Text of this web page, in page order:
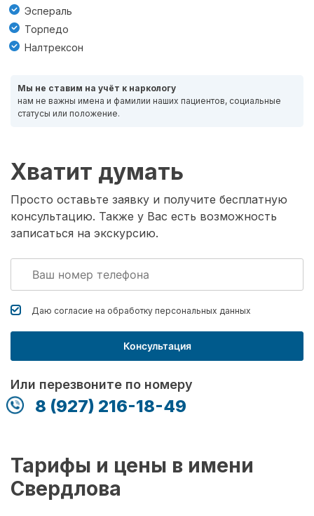
Эспераль
Торпедо
Налтрексон
Мы не ставим на учёт к наркологу
нам не важны имена и фамилии наших пациентов, социальные
статусы или положение.
Хватит думать
Просто оставьте заявку и получите бесплатную
консультацию. Также у Вас есть возможность
записаться на экскурсию.
Даю согласие на обработку персональных данных
Консультация
Или перезвоните по номеру
8 (927) 216-18-49
Тарифы и цены в имени
Свердлова